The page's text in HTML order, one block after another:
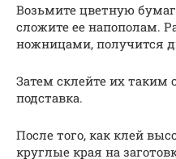
Возьмите цветную
сложите ее напополам.
ножницами, получится
Затем склейте их таким
подставка.
После того, как клей
круглые края на